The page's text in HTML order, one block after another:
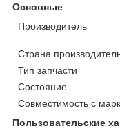
Основные
Производитель
Страна
Тип запчасти
Состояние
Совместимость с
Пользовательские